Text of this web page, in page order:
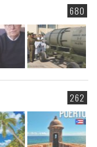
680
262